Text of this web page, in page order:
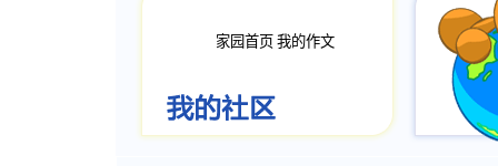
家园首页 我的作文